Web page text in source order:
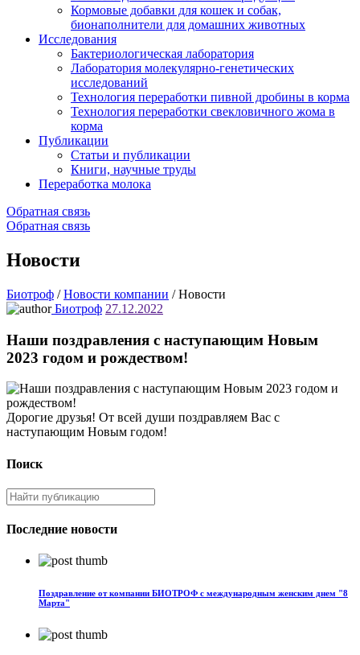
Кормовые добавки для кошек и собак,
бионаполнители для домашних животных
Исследования
Бактериологическая лаборатория
Лаборатория молекулярно-генетических
исследований
Технология переработки пивной дробины в корма
Технология переработки свекловичного жома в
корма
Публикации
Статьи и публикации
Книги, научные труды
Переработка молока
Обратная связь
Обратная связь
Новости
Биотроф /Новости компании /Новости
Биотроф 27.12.2022
Наши поздравления с наступающим Новым
2023 годом и рождеством!
Дорогие друзья! От всей души поздравляем Вас с
наступающим Новым годом!
Поиск
Последние новости
Поздравление от компании БИОТРОФ с международным женским днем "8
Марта"